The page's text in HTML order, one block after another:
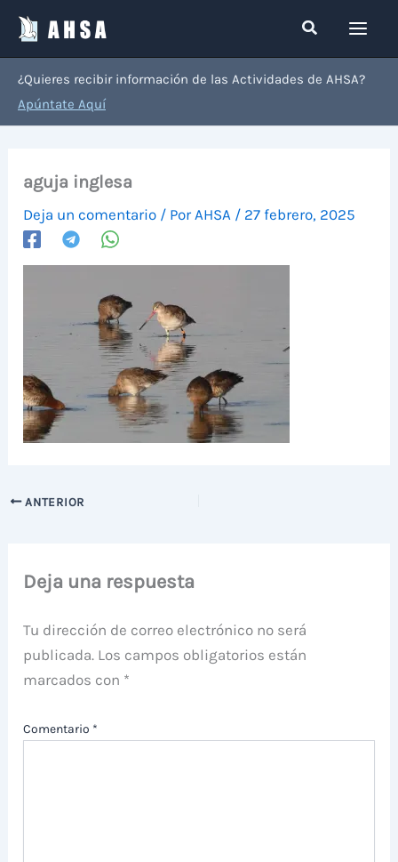
contenido
Buscar
¿Quieres recibir información de las Actividades de AHSA?
Apúntate Aquí
aguja inglesa
Deja un comentario / Por AHSA / 27 febrero, 2025
ANTERIOR
Deja una respuesta
Tu dirección de correo electrónico no será
publicada. Los campos obligatorios están
marcados con *
Comentario *